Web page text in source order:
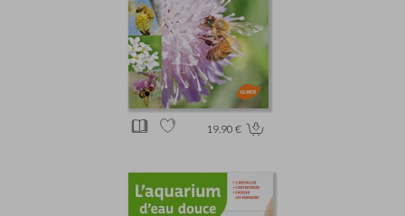
19.90 €